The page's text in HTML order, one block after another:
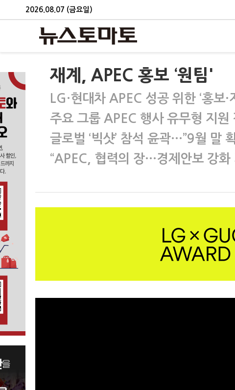
2026.08.07 (금요일)
재계, APEC 홍보 ‘원팀'
LG·현대차 APEC 성공 위한 ‘홍보·
주요 그룹 APEC 행사 유무형 지원
글로벌 ‘빅샷’ 참석 윤곽…”9월 말
“APEC, 협력의 장…경제안보 강화